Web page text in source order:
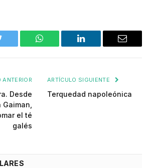
WhatsApp LinkedIn Email
ANTERIOR
Desde
el té
galés
ARTÍCULO SIGUIENTE
Terquedad napoleónica